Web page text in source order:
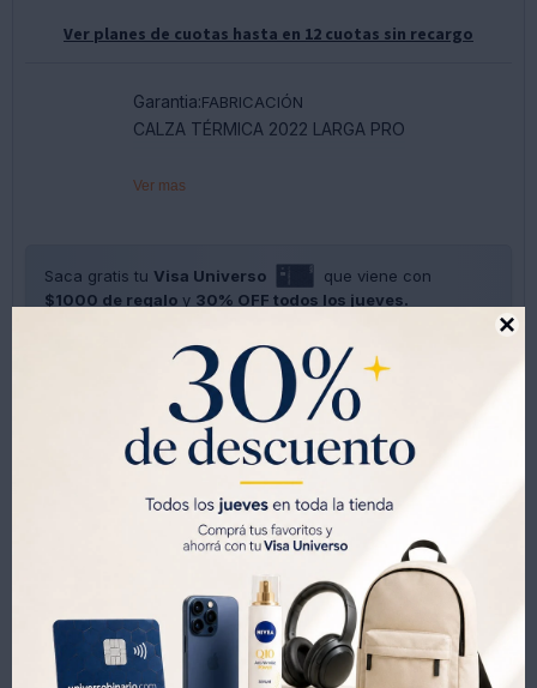

Ver planes de cuotas hasta en 12 cuotas sin recargo
Garantia:FABRICACIÓN
CALZA TÉRMICA 2022 LARGA PRO
Ver mas
Saca gratis tu Visa Universo
que viene con
$1000 de regalo y 30% OFF todos los jueves.
 
Métodos y costos de envíos
Productos que te pueden interesar